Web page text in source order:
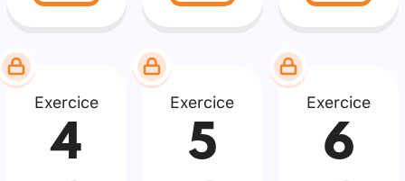
Exercice
4
Exercice
5
Exercice
6